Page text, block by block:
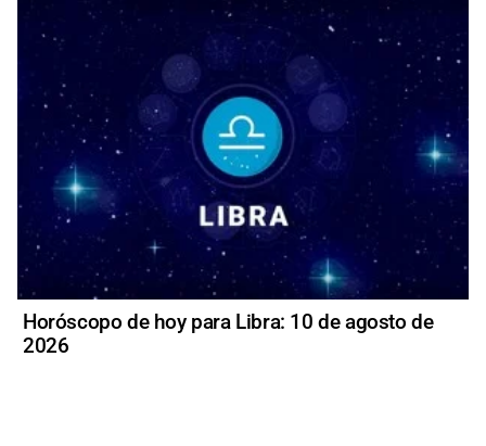
Horóscopo de hoy para Libra: 10 de agosto de
2026